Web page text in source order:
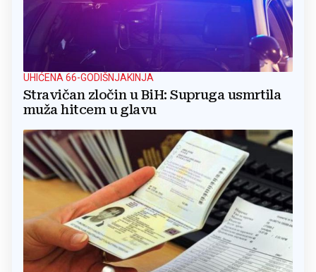
UHIĆENA 66-GODIŠNJAKINJA
Stravičan zločin u BiH: Supruga usmrtila
muža hitcem u glavu